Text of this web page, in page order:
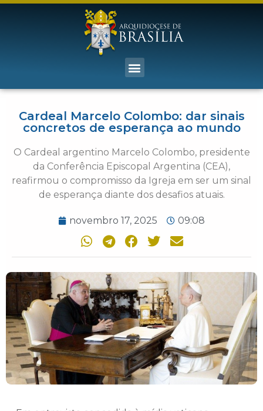
Cardeal Marcelo Colombo: dar sinais
concretos de esperança ao mundo
O Cardeal argentino Marcelo Colombo, presidente
da Conferência Episcopal Argentina (CEA),
reafirmou o compromisso da Igreja em ser um sinal
de esperança diante dos desafios atuais.
novembro 17, 2025 09:08